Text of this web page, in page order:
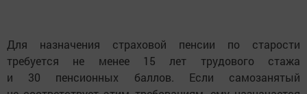
Для назначения страховой пенсии по старости
требуется не менее 15 лет трудового стажа
и 30 пенсионных баллов. Если самозанятый